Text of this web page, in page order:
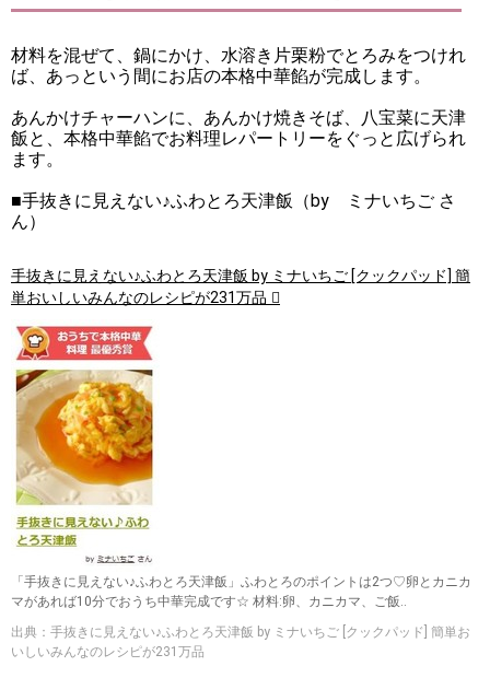
材料を混ぜて、鍋にかけ、水溶き片栗粉でとろみをつけれ
ば、あっという間にお店の本格中華餡が完成します。
あんかけチャーハンに、あんかけ焼きそば、八宝菜に天津
飯と、本格中華餡でお料理レパートリーをぐっと広げられ
ます。
■手抜きに見えない♪ふわとろ天津飯（by ミナいちご さ
ん）
手抜きに見えない♪ふわとろ天津飯 by ミナいちご [クックパッド] 簡
単おいしいみんなのレシピが231万品
「手抜きに見えない♪ふわとろ天津飯」ふわとろのポイントは2つ♡卵とカニカ
マがあれば10分でおうち中華完成です☆ 材料:卵、カニカマ、ご飯..
出典：手抜きに見えない♪ふわとろ天津飯 by ミナいちご [クックパッド] 簡単お
いしいみんなのレシピが231万品